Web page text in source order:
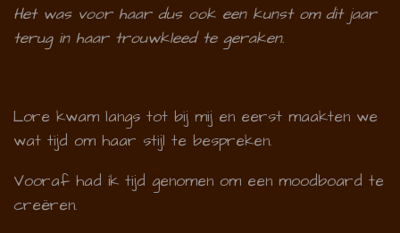
Het was voor haar dus ook een kunst om dit jaar
terug in haar trouwkleed te geraken.
Lore kwam langs tot bij mij en eerst maakten we
wat tijd om haar stijl te bespreken.
Vooraf had ik tijd genomen om een moodboard te
creëren.